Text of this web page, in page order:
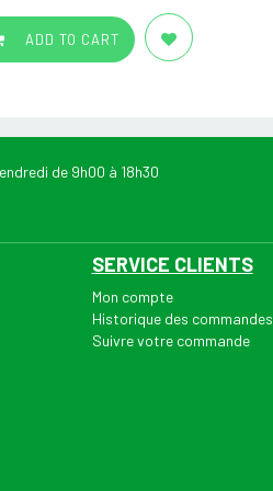
ADD TO CART
de 9h00 à 18h30
SERVICE CLIENTS
Mon compte
Historique des commandes
Suivre votre commande